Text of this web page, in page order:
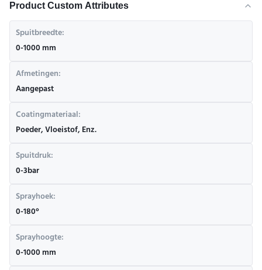
Product Custom Attributes
Spuitbreedte:
0-1000 mm
Afmetingen:
Aangepast
Coatingmateriaal:
Poeder, Vloeistof, Enz.
Spuitdruk:
0-3bar
Sprayhoek:
0-180°
Sprayhoogte:
0-1000 mm